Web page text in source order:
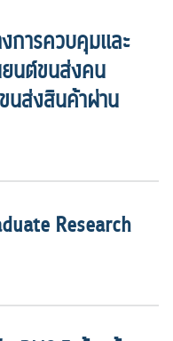
การควบคุมและ
ยนต์ขนส่งคน
นส่งสินค้าผ่าน
Research